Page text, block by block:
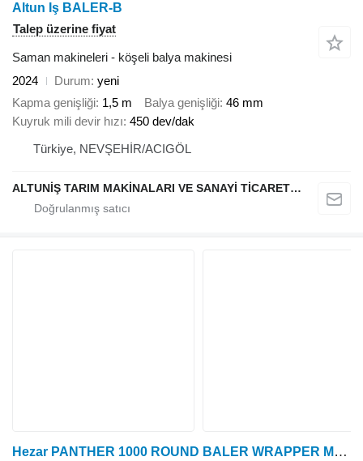
Altun Iş BALER-B
Talep üzerine fiyat
Saman makineleri - köşeli balya makinesi
2024
Durum yeni
Kapma genişliği 1,5 m Balya genişliği 46 mm
Kuyruk mili devir hızı 450 dev/dak
Türkiye, NEVŞEHİR/ACIGÖL
ALTUNİŞ TARIM MAKİNALARI VE SANAYİ TİCARET LİMİTED ŞİRKETİ
Hezar PANTHER 1000 ROUND BALER WRAPPER MACHINE